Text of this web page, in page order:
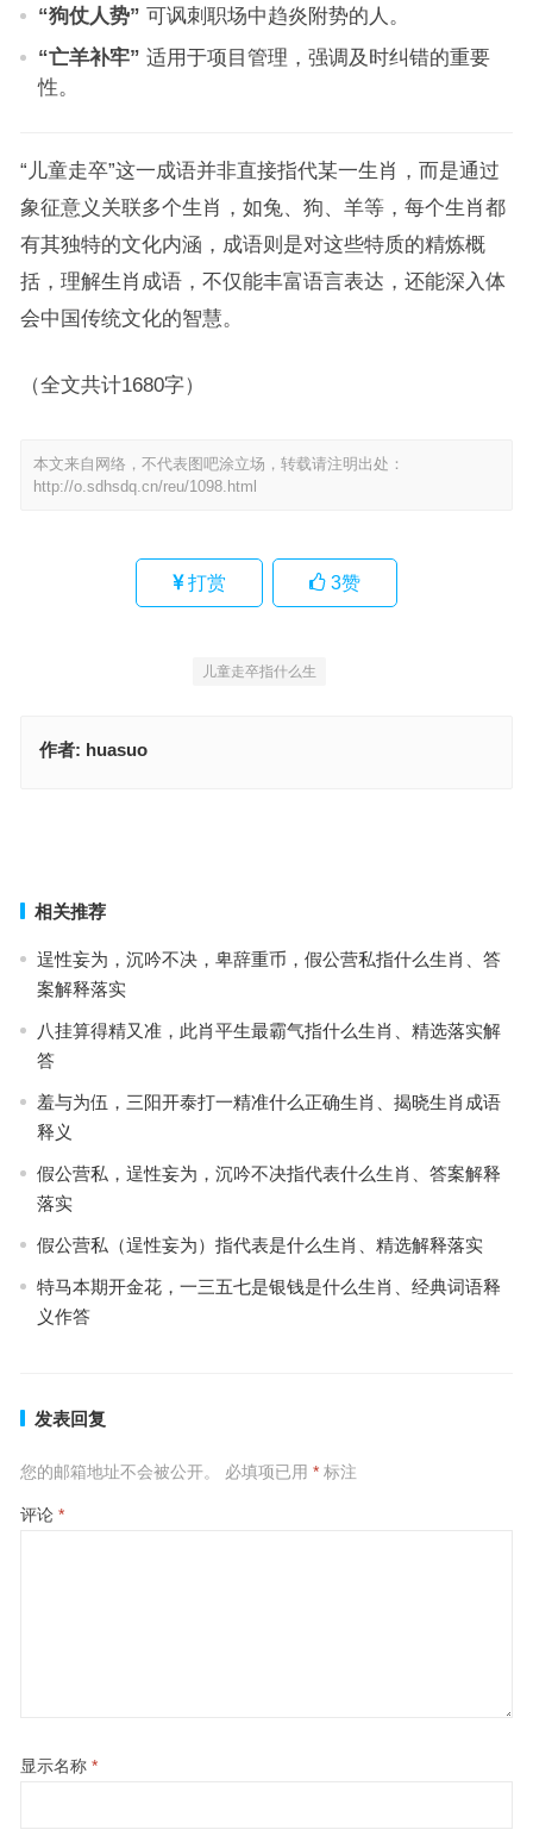
“狗仗人势” 可讽刺职场中趋炎附势的人。
“亡羊补牢” 适用于项目管理，强调及时纠错的重要
性。
“儿童走卒”这一成语并非直接指代某一生肖，而是通过
象征意义关联多个生肖，如兔、狗、羊等，每个生肖都
有其独特的文化内涵，成语则是对这些特质的精炼概
括，理解生肖成语，不仅能丰富语言表达，还能深入体
会中国传统文化的智慧。
（全文共计1680字）
本文来自网络，不代表图吧涂立场，转载请注明出处：
http://o.sdhsdq.cn/reu/1098.html
打赏 3赞
儿童走卒指什么生
作者: huasuo
相关推荐
逞性妄为，沉吟不决，卑辞重币，假公营私指什么生肖、答
案解释落实
八挂算得精又准，此肖平生最霸气指什么生肖、精选落实解
答
羞与为伍，三阳开泰打一精准什么正确生肖、揭晓生肖成语
释义
假公营私，逞性妄为，沉吟不决指代表什么生肖、答案解释
落实
假公营私（逞性妄为）指代表是什么生肖、精选解释落实
特马本期开金花，一三五七是银钱是什么生肖、经典词语释
义作答
发表回复
您的邮箱地址不会被公开。 必填项已用 *标注
评论 *
显示名称 *